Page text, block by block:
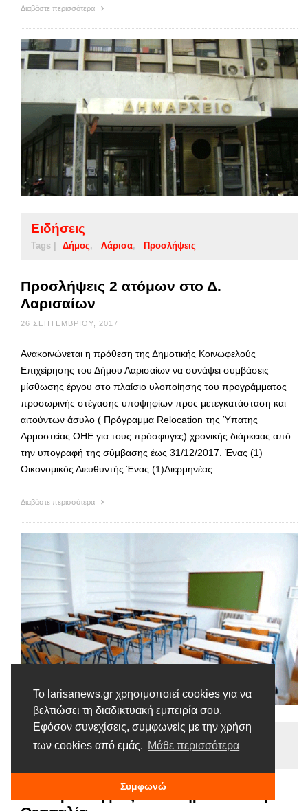
Το larisanews.gr χρησιμοποιεί cookies για να
βελτιώσει τη διαδικτυακή εμπειρία σου.
Εφόσον συνεχίσεις, συμφωνείς με την χρήση
των cookies από εμάς. Μάθε περισσότερα
Συμφωνώ
Διαβάστε περισσότερα
Ειδήσεις
Tags | Δήμος Λάρισα Προσλήψεις
Προσλήψεις 2 ατόμων στο Δ.
Λαρισαίων
26 ΣΕΠΤΕΜΒΡΊΟΥ, 2017
Ανακοινώνεται η πρόθεση της Δημοτικής Κοινωφελούς
Επιχείρησης του Δήμου Λαρισαίων να συνάψει συμβάσεις
μίσθωσης έργου στο πλαίσιο υλοποίησης του προγράμματος
προσωρινής στέγασης υποψηφίων προς μετεγκατάσταση και
αιτούντων άσυλο ( Πρόγραμμα Relocation της Ύπατης
Αρμοστείας ΟΗΕ για τους πρόσφυγες) χρονικής διάρκειας από
την υπογραφή της σύμβασης έως 31/12/2017. Ένας (1)
Οικονομικός Διευθυντής Ένας (1)Διερμηνέας
Διαβάστε περισσότερα
Ειδήσεις
Θεσσαλία Προσλήψεις
169 προσλήψεις αναπληρωτών στη